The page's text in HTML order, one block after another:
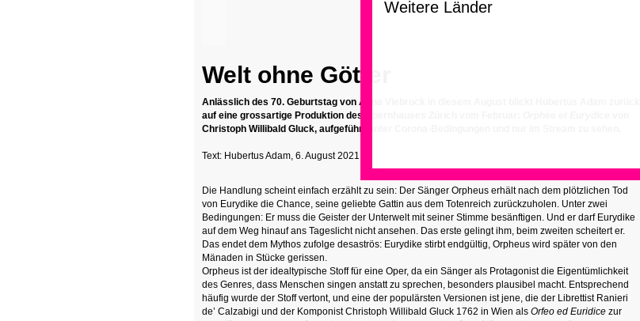
Welt ohne Götter
Anlässlich des 70. Geburtstag von Anna Viebrock in diesem August blickt Hubertus Adam zurück
auf eine grossartige Produktion des Opernhauses Zürich vom Februar:
Christoph Willibald Gluck, aufgeführt unter Corona-Bedingungen und nur im Stream zu sehen.
Text: Hubertus Adam, 6. August 2021
Die Handlung scheint einfach erzählt zu sein: Der Sänger Orpheus erhält nach dem plötzlichen Tod
von Eurydike die Chance, seine geliebte Gattin aus dem Totenreich zurückzuholen. Unter zwei
Bedingungen: Er muss die Geister der Unterwelt mit seiner Stimme besänftigen. Und er darf Eurydike
auf dem Weg hinauf ans Tageslicht nicht ansehen. Das erste gelingt ihm, beim zweiten scheitert er.
Das endet dem Mythos zufolge desaströs: Eurydike stirbt endgültig, Orpheus wird später von den
Mänaden in Stücke gerissen.
Orpheus ist der idealtypische Stoff für eine Oper, da ein Sänger als Protagonist die Eigentümlichkeit
des Genres, dass Menschen singen anstatt zu sprechen, besonders plausibel macht. Entsprechend
häufig wurde der Stoff vertont, und eine der populärsten Versionen ist jene, die der Librettist Ranieri
de’ Calzabigi und der Komponist Christoph Willibald Gluck 1762 in Wien als Orfeo ed Euridice zur